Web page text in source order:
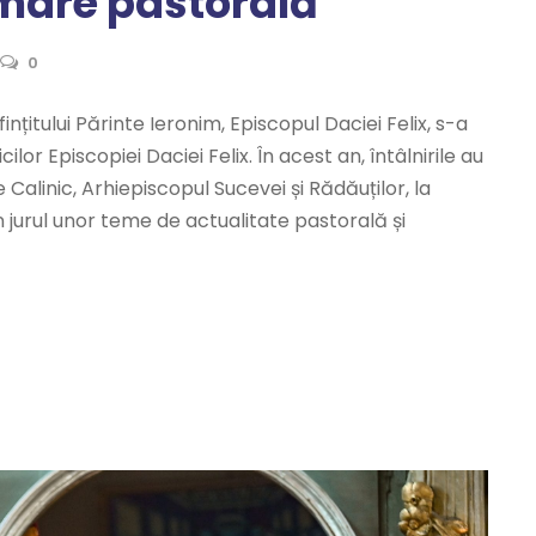
0
Părinte Ieronim, Episcopul Daciei Felix, s-a
Episcopiei Daciei Felix. În acest an, întâlnirile au
Arhiepiscopul Sucevei și Rădăuților, la
jurul unor teme de actualitate pastorală și